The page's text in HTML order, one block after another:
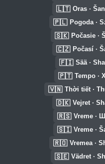
🇱🇹 Oras ·
🇵🇱 Pogoda ·
🇸🇰 Počasie ·
🇨🇿 Počasí ·
🇫🇮 Sää ·
🇵🇹 Tempo ·
🇻🇳 Thời tiết ·
🇩🇰 Vejret ·
🇷🇸 Vreme ·
🇸🇮 Vreme ·
🇷🇴 Vremea ·
🇸🇪 Vädret ·